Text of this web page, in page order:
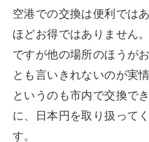
空港での交換は便利では
ほどお得ではありません。
ですが他の場所のほうが
とも言いきれないのが実情
というのも市内で交換で
に、日本円を取り扱って
す。